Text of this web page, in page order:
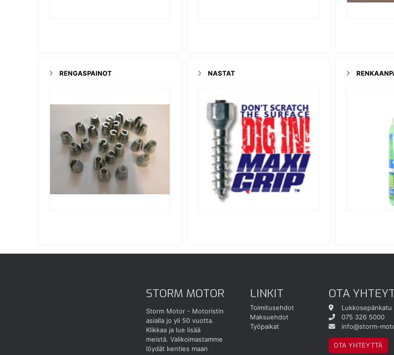
RENGASPAINOT NASTAT
STORM MOTOR
Storm Motor - Motoristin
asialla jo yli 50 vuotta.
Klikkaa ja lue lisää
meistä. Valikoimastamme
löydät kenties maan
LINKIT
Toimitusehdot
Maksuehdot
Työpaikat
OTA
075 326 5000
info@storm-
OTA YHTEYTTÄ